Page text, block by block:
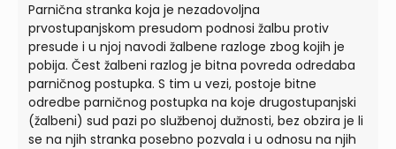
Parnična stranka koja je nezadovoljna
prvostupanjskom presudom podnosi žalbu protiv
presude i u njoj navodi žalbene razloge zbog kojih je
pobija. Čest žalbeni razlog je bitna povreda odredaba
parničnog postupka. S tim u vezi, postoje bitne
odredbe parničnog postupka na koje drugostupanjski
(žalbeni) sud pazi po službenoj dužnosti, bez obzira je li
se na njih stranka posebno pozvala i u odnosu na njih